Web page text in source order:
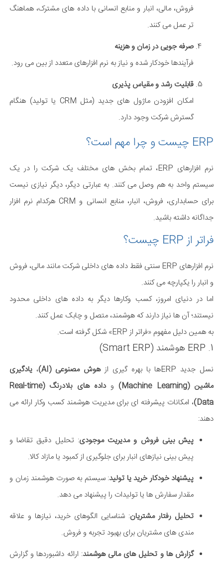
فروش، مالی، انبار و منابع انسانی با داده های مشترک، هماهنگ
تر عمل می کنند.
صرفه جویی در زمان و هزینه
فرآیندها خودکار شده و نیاز به نرم افزارهای متعدد از بین می رود.
قابلیت رشد و مقیاس پذیری
امکان افزودن ماژول های جدید (مثل CRM یا تولید) هنگام
گسترش شرکت وجود دارد.
ERP چیست و چرا مهم است؟
نرم افزارهای ERP، تمام بخش های مختلف یک شرکت را در یک
سیستم واحد به هم وصل می کنند. به عبارتی دیگر، دیگر نیازی نیست
برای حسابداری، فروش، انبار، منابع انسانی و CRM هرکدام نرم افزار
جداگانه داشته باشید.
فراتر از ERP چیست؟
نرم افزارهای ERP سنتی فقط داده های داخلی شرکت مانند مالی، فروش
و انبار را یکپارچه می کنند.
اما در دنیای امروز، کسب وکارها دیگر به داده های داخلی محدود
نیستند؛ آن ها نیاز دارند که هوشمند، متصل و چابک عمل کنند.
به همین دلیل مفهوم «فراتر از ERP» شکل گرفته است.
1. ERP هوشمند (Smart ERP)
نسل جدید ERPها با بهره گیری از هوش مصنوعی (AI) ، یادگیری
ماشین (Machine Learning)
و
داده های بلادرنگ (Real-time
Data) ، امکانات پیشرفته ای برای مدیریت هوشمند کسب وکار ارائه می
دهند:
پیش بینی فروش و مدیریت موجودی: تحلیل دقیق تقاضا و
پیش بینی نیازهای انبار برای جلوگیری از کمبود یا مازاد کالا.
پیشنهاد خودکار خرید یا تولید: سیستم به صورت هوشمند زمان و
مقدار سفارش ها یا تولیدات را پیشنهاد می دهد.
تحلیل رفتار مشتریان: شناسایی الگوهای خرید، نیازها و علاقه
مندی های مشتریان برای بهبود تجربه و فروش.
گزارش ها و تحلیل های مالی هوشمند: ارائه داشبوردها و گزارش